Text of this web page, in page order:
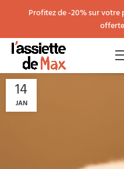
Profitez de -20% sur
14
JAN